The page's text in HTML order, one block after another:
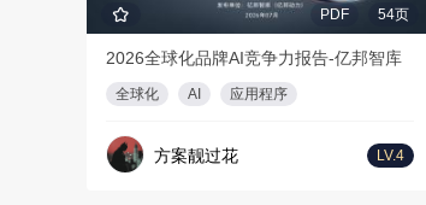
PDF 54页
2026全球化品牌AI竞争力报告-亿邦智库
全球化 AI 应用程序
方案靓过花 LV.4